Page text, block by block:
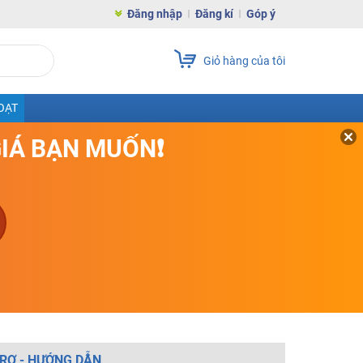
Đăng nhập Đăng kí Góp ý
Giỏ hàng của tôi
BẠN MUỐN❗